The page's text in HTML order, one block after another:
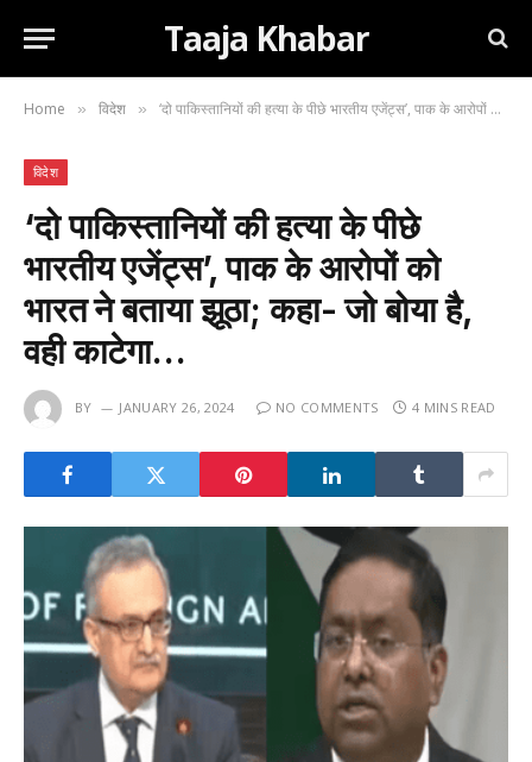
Taaja Khabar
Home » विदेश » ‘दो पाकिस्तानियों की हत्या के पीछे भारतीय एजेंट्स’, पाक के आरोपों को भारत ने बताया झूठा; कहा- जो बोया है, वही काटेगा…
विदेश
‘दो पाकिस्तानियों की हत्या के पीछे
भारतीय एजेंट्स’, पाक के आरोपों को
भारत ने बताया झूठा; कहा- जो बोया है,
वही काटेगा…
BY JANUARY 26, 2024 NO COMMENTS 4 MINS READ